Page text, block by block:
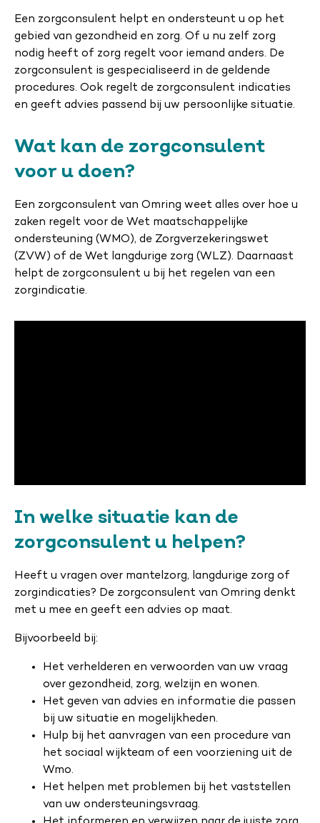
Een zorgconsulent helpt en ondersteunt u op het
gebied van gezondheid en zorg. Of u nu zelf zorg
nodig heeft of zorg regelt voor iemand anders. De
zorgconsulent is gespecialiseerd in de geldende
procedures. Ook regelt de zorgconsulent indicaties
en geeft advies passend bij uw persoonlijke situatie.
Wat kan de zorgconsulent
voor u doen?
Een zorgconsulent van Omring weet alles over hoe u
zaken regelt voor de Wet maatschappelijke
ondersteuning (WMO), de Zorgverzekeringswet
(ZVW) of de Wet langdurige zorg (WLZ). Daarnaast
helpt de zorgconsulent u bij het regelen van een
zorgindicatie.
In welke situatie kan de
zorgconsulent u helpen?
Heeft u vragen over mantelzorg, langdurige zorg of
zorgindicaties? De zorgconsulent van Omring denkt
met u mee en geeft een advies op maat.
Bijvoorbeeld bij:
Het verhelderen en verwoorden van uw vraag
over gezondheid, zorg, welzijn en wonen.
Het geven van advies en informatie die passen
bij uw situatie en mogelijkheden.
Hulp bij het aanvragen van een procedure van
het sociaal wijkteam of een voorziening uit de
Wmo.
Het helpen met problemen bij het vaststellen
van uw ondersteuningsvraag.